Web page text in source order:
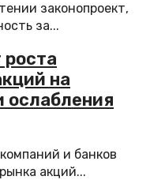
законопроект,
за...
на
и банков
акций...